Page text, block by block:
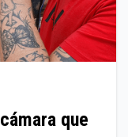
que